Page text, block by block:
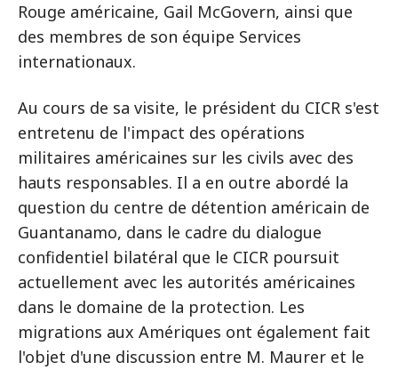
Rouge américaine, Gail McGovern, ainsi que
des membres de son équipe Services
internationaux.
Au cours de sa visite, le président du CICR s'est
entretenu de l'impact des opérations
militaires américaines sur les civils avec des
hauts responsables. Il a en outre abordé la
question du centre de détention américain de
Guantanamo, dans le cadre du dialogue
confidentiel bilatéral que le CICR poursuit
actuellement avec les autorités américaines
dans le domaine de la protection. Les
migrations aux Amériques ont également fait
l'objet d'une discussion entre M. Maurer et le